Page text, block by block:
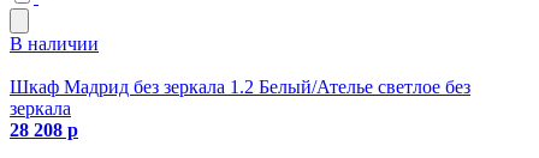
В наличии
Шкаф Мадрид без зеркала 1.2 Белый/Ателье светлое без
зеркала
28 208 р